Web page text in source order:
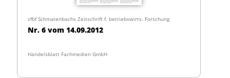
zfbf Schmalenbachs Zeitschrift f. betriebswirts. Forschung
Nr. 6 vom 14.09.2012
Handelsblatt Fachmedien GmbH